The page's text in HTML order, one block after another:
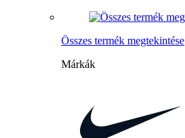
Összes termék megtekintése
Márkák